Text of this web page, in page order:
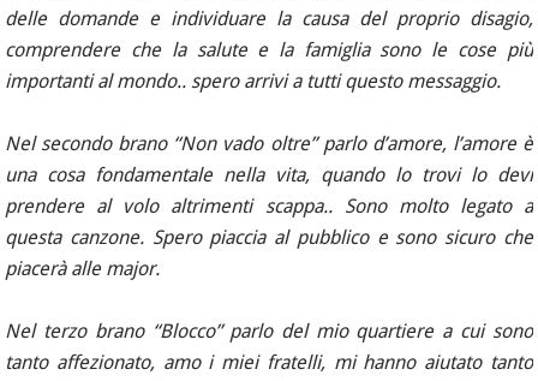
delle domande e individuare la causa del proprio disagio,
comprendere che la salute e la famiglia sono le cose più
importanti al mondo.. spero arrivi a tutti questo messaggio.
Nel secondo brano “Non vado oltre” parlo d’amore, l’amore è
una cosa fondamentale nella vita, quando lo trovi lo devi
prendere al volo altrimenti scappa.. Sono molto legato a
questa canzone. Spero piaccia al pubblico e sono sicuro che
piacerà alle major.
Nel terzo brano “Blocco” parlo del mio quartiere a cui sono
tanto affezionato, amo i miei fratelli, mi hanno aiutato tanto